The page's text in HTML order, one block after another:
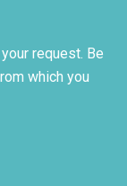
request. Be
which you